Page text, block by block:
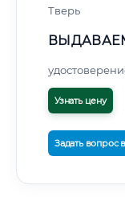
Тверь
Узнать цену
Задать вопрос